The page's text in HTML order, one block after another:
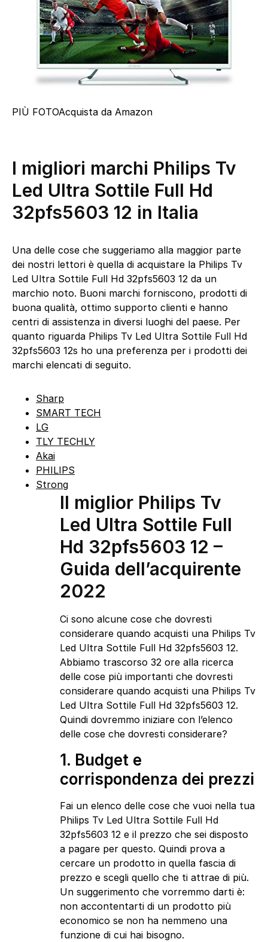
PIÙ FOTOAcquista da Amazon
I migliori marchi Philips Tv
Led Ultra Sottile Full Hd
32pfs5603 12 in Italia
Una delle cose che suggeriamo alla maggior parte
dei nostri lettori è quella di acquistare la Philips Tv
Led Ultra Sottile Full Hd 32pfs5603 12 da un
marchio noto. Buoni marchi forniscono, prodotti di
buona qualità, ottimo supporto clienti e hanno
centri di assistenza in diversi luoghi del paese. Per
quanto riguarda Philips Tv Led Ultra Sottile Full Hd
32pfs5603 12s ho una preferenza per i prodotti dei
marchi elencati di seguito.
Sharp
SMART TECH
LG
TLY TECHLY
Akai
PHILIPS
Strong
Il miglior Philips Tv
Led Ultra Sottile Full
Hd 32pfs5603 12 –
Guida dell’acquirente
2022
Ci sono alcune cose che dovresti
considerare quando acquisti una Philips Tv
Led Ultra Sottile Full Hd 32pfs5603 12.
Abbiamo trascorso 32 ore alla ricerca
delle cose più importanti che dovresti
considerare quando acquisti una Philips Tv
Led Ultra Sottile Full Hd 32pfs5603 12.
Quindi dovremmo iniziare con l’elenco
delle cose che dovresti considerare?
1. Budget e
corrispondenza dei prezzi
Fai un elenco delle cose che vuoi nella tua
Philips Tv Led Ultra Sottile Full Hd
32pfs5603 12 e il prezzo che sei disposto
a pagare per questo. Quindi prova a
cercare un prodotto in quella fascia di
prezzo e scegli quello che ti attrae di più.
Un suggerimento che vorremmo darti è:
non accontentarti di un prodotto più
economico se non ha nemmeno una
funzione di cui hai bisogno.